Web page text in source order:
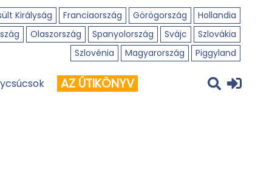
Királyság Franciaország Görögország
Hollandia
Olaszország Spanyolország Svájc
Szlovákia
Szlovénia
Magyarország Piggyland
AZ ÚTIKÖNYV